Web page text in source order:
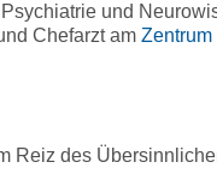
und
Chefarzt am
Reiz des